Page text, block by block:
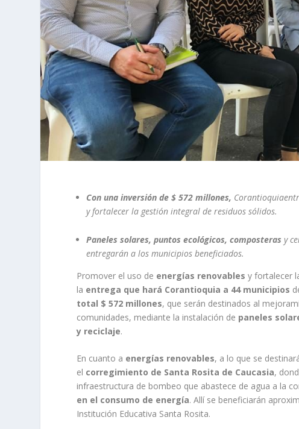
Con una inversión de $ 572 millones,
y fortalecer la gestión integral de residuos sólidos.
Paneles solares, puntos ecológicos, composteras y
entregarán a los municipios beneficiados.
Promover el uso de energías renovables y fortalecer
la entrega que hará Corantioquia a 44 municipios
total $ 572 millones, que serán destinados al
comunidades, mediante la instalación de paneles
y reciclaje.
En cuanto a energías renovables, a lo que se
el corregimiento de Santa Rosita de Caucasia,
infraestructura de bombeo que abastece de agua a la
en el consumo de energía. Allí se beneficiarán
Institución Educativa Santa Rosita.